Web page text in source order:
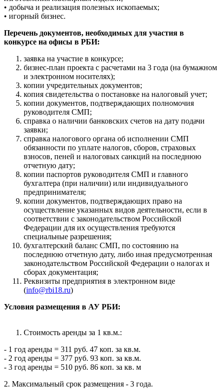
• добыча и реализация полезных ископаемых;
• игорный бизнес.
Перечень документов, необходимых для участия в
конкурсе на офисы в РБИ:
заявка на участие в конкурсе;
бизнес-план проекта с расчетами на 3 года (на бумажном
и электронном носителях);
копии учредительных документов;
копия свидетельства о постановке на налоговый учет;
копии документов, подтверждающих полномочия
руководителя СМП;
справка о наличии банковских счетов на дату подачи
заявки;
справка налогового органа об исполнении СМП
обязанности по уплате налогов, сборов, страховых
взносов, пеней и налоговых санкций на последнюю
отчетную дату;
копии паспортов руководителя СМП и главного
бухгалтера (при наличии) или индивидуального
предпринимателя;
копии документов, подтверждающих право на
осуществление указанных видов деятельности, если в
соответствии с законодательством Российской
Федерации для их осуществления требуются
специальные разрешения;
бухгалтерский баланс СМП, по состоянию на
последнюю отчетную дату, либо иная предусмотренная
законодательством Российской Федерации о налогах и
сборах документация;
Реквизиты предприятия в электронном виде
(info@rbi18.ru)
Условия размещения в АУ РБИ:
Стоимость аренды за 1 кв.м.:
- 1 год аренды = 311 руб. 47 коп. за кв.м.
- 2 год аренды = 377 руб. 93 коп. за кв.м.
- 3 год аренды = 510 руб. 86 коп. за кв. м
2. Максимальный срок размещения - 3 года.